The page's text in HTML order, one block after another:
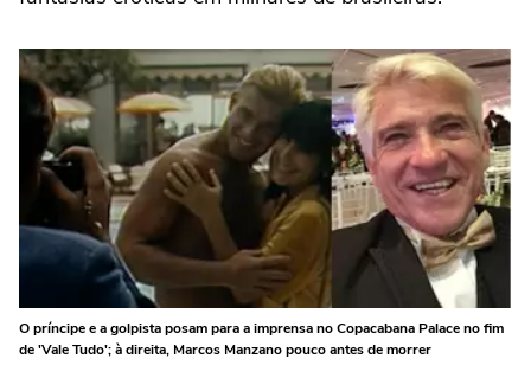
O príncipe e a golpista posam para a imprensa no Copacabana Palace no fim
de 'Vale Tudo'; à direita, Marcos Manzano pouco antes de morrer